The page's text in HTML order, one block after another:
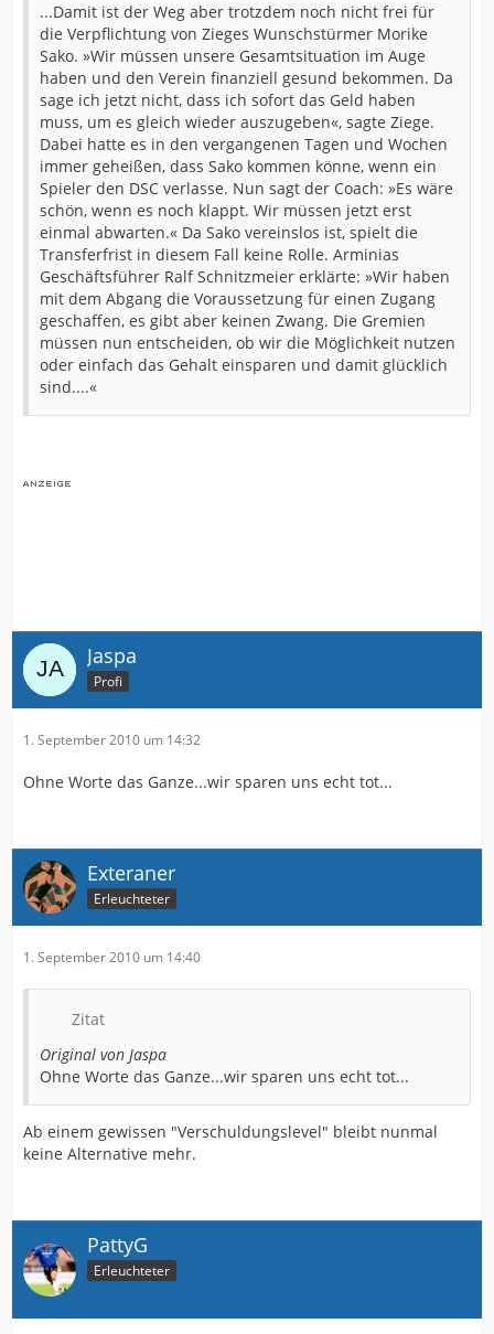
...Damit ist der Weg aber trotzdem noch nicht frei für
die Verpflichtung von Zieges Wunschstürmer Morike
Sako. »Wir müssen unsere Gesamtsituation im Auge
haben und den Verein finanziell gesund bekommen. Da
sage ich jetzt nicht, dass ich sofort das Geld haben
muss, um es gleich wieder auszugeben«, sagte Ziege.
Dabei hatte es in den vergangenen Tagen und Wochen
immer geheißen, dass Sako kommen könne, wenn ein
Spieler den DSC verlasse. Nun sagt der Coach: »Es wäre
schön, wenn es noch klappt. Wir müssen jetzt erst
einmal abwarten.« Da Sako vereinslos ist, spielt die
Transferfrist in diesem Fall keine Rolle. Arminias
Geschäftsführer Ralf Schnitzmeier erklärte: »Wir haben
mit dem Abgang die Voraussetzung für einen Zugang
geschaffen, es gibt aber keinen Zwang. Die Gremien
müssen nun entscheiden, ob wir die Möglichkeit nutzen
oder einfach das Gehalt einsparen und damit glücklich
sind....«
Jaspa
Profi
1. September 2010 um 14:32
Ohne Worte das Ganze...wir sparen uns echt tot...
Exteraner
Erleuchteter
1. September 2010 um 14:40
Zitat
Original von Jaspa
Ohne Worte das Ganze...wir sparen uns echt tot...
Ab einem gewissen "Verschuldungslevel" bleibt nunmal
keine Alternative mehr.
PattyG
Erleuchteter